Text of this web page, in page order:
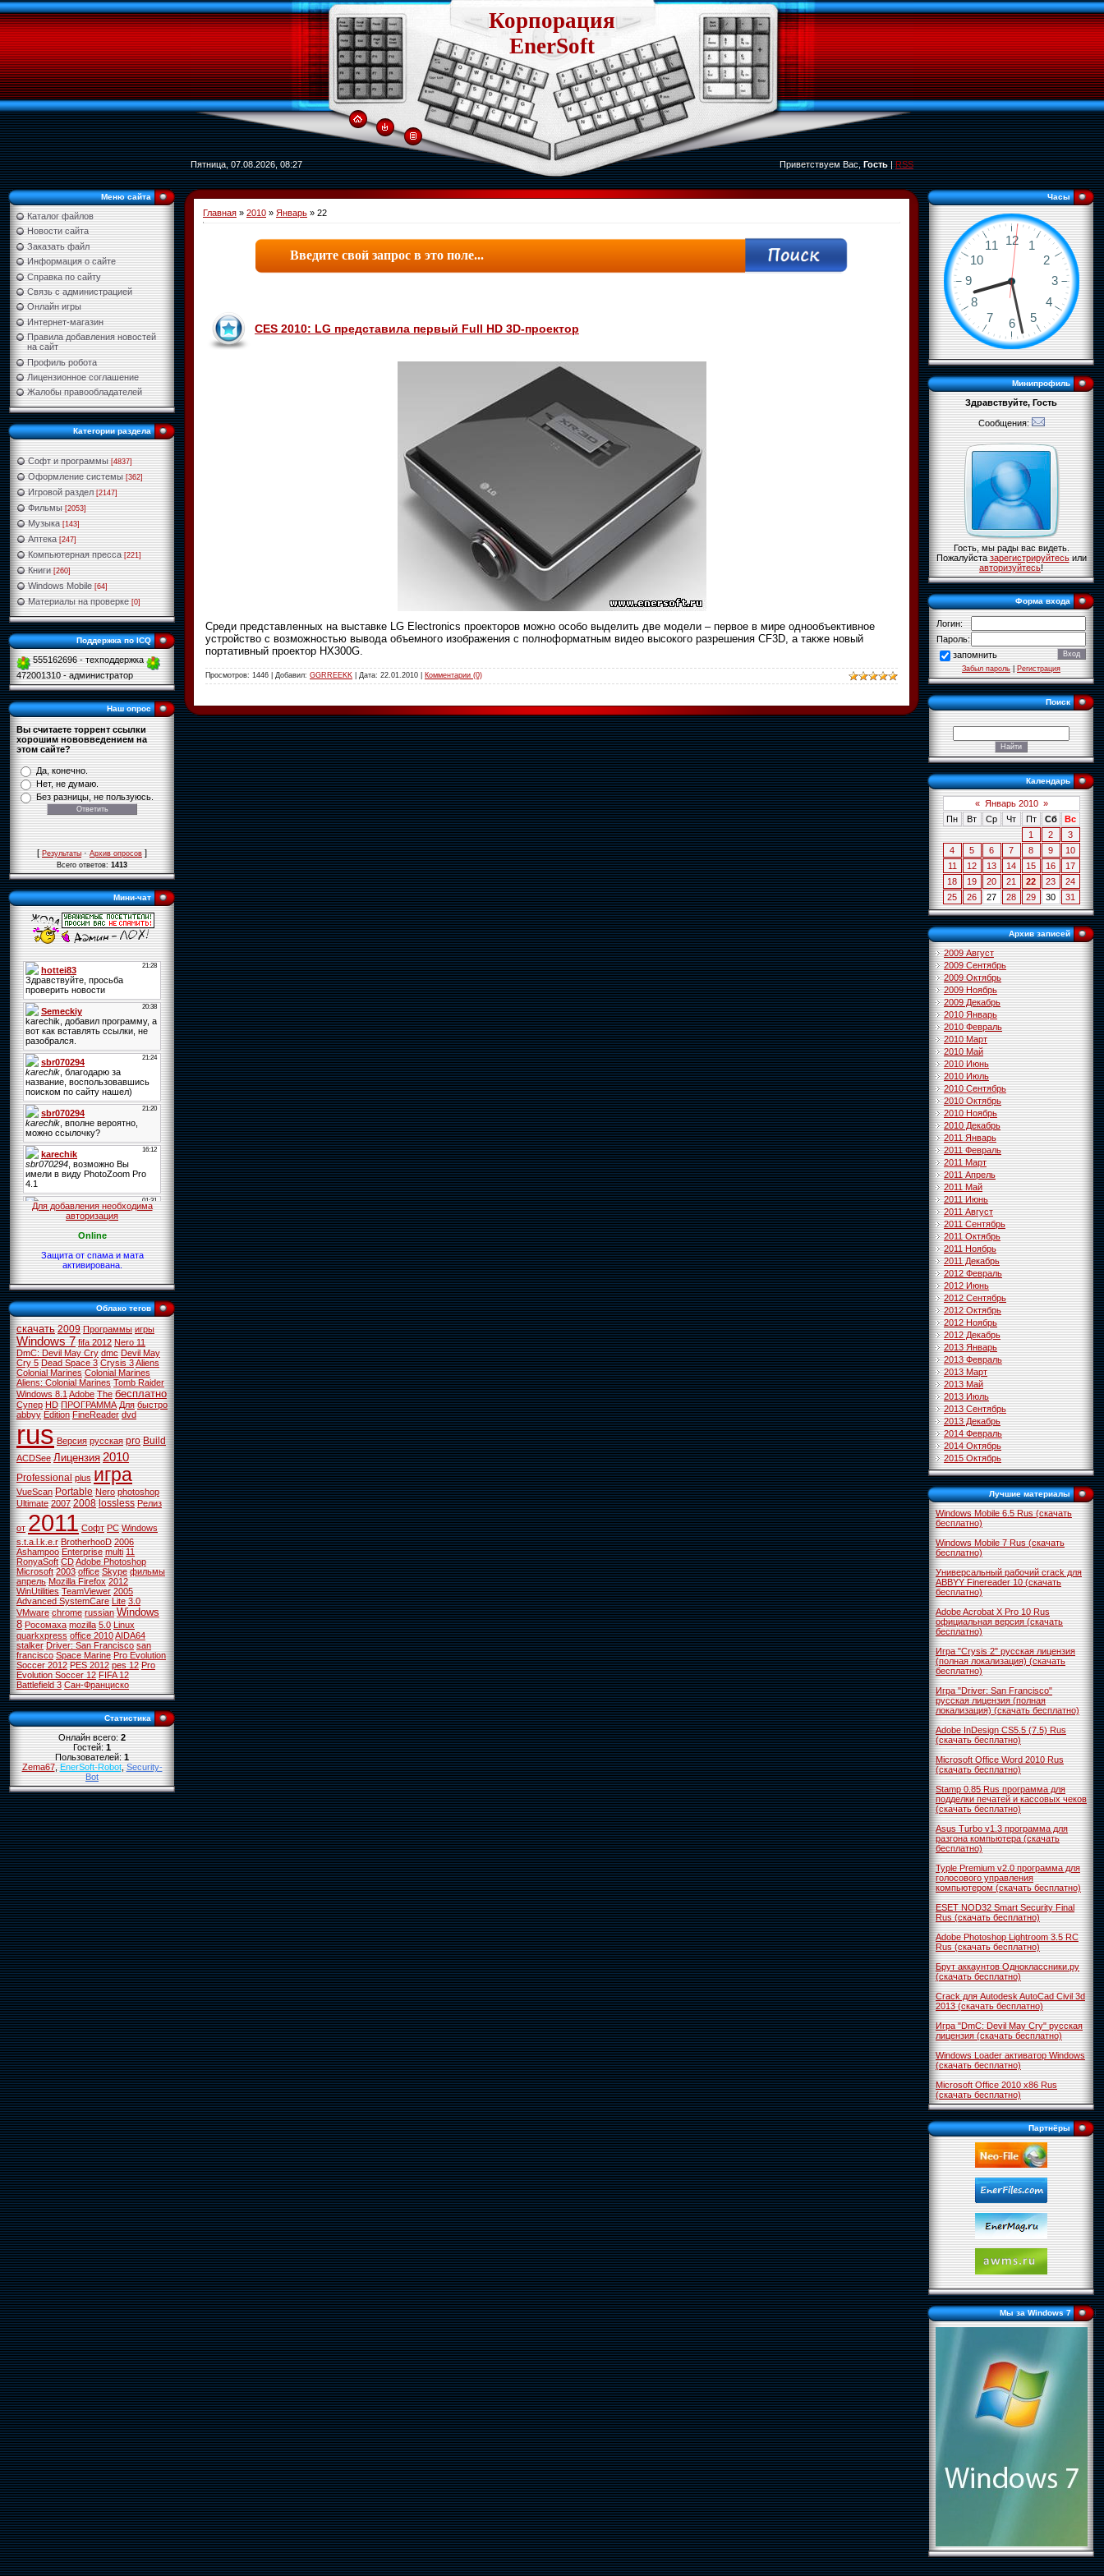
Корпорация
EnerSoft
Пятница, 07.08.2026, 08:27 Приветствуем Вас, Гость|RSS
Меню сайта
Каталог файлов
Новости сайта
Заказать файл
Информация о сайте
Справка по сайту
Связь с администрацией
Онлайн игры
Интернет-магазин
Правила добавления новостей
на сайт
Профиль робота
Лицензионное соглашение
Жалобы правообладателей
Категории раздела
Софт и программы [4837]
Оформление системы [362]
Игровой раздел [2147]
Фильмы [2053]
Музыка [143]
Аптека [247]
Компьютерная пресса [221]
Книги [260]
Windows Mobile [64]
Материалы на проверке [0]
Поддержка по ICQ
555162696 - техподдержка
472001310 - администратор
Наш опрос
Вы считаете торрент ссылки
хорошим нововведением на
этом сайте?
Да, конечно.
Нет, не думаю.
Без разницы, не пользуюсь.
[Результаты·Архив опросов]
Всего ответов:1413
Мини-чат
Для добавления необходима
авторизация
Online
Защита от спама и мата
активирована.
Облако тегов
скачать 2009 Программы игры
Windows 7 fifa 2012 Nero 11
DmC: Devil May Cry dmc Devil May
Cry 5 Dead Space 3 Crysis 3Aliens
Colonial Marines Colonial Marines
Aliens: Colonial Marines Tomb Raider
Windows 8.1Adobe The бесплатно
Супер HD ПРОГРАММА Для быстро
abbyy Edition FineReader dvd
rus Версия русская pro Build
ACDSee Лицензия 2010
Professional plus игра
VueScan Portable Nero photoshop
Ultimate 2007 2008 lossless Релиз
от 2011 Софт PC Windows
s.t.a.l.k.e.r BrotherhooD 2006
Ashampoo Enterprise multi 11
RonyaSoft CDAdobe Photoshop
Microsoft 2003 office Skype фильмы
апрель Mozilla Firefox 2012
WinUtilities TeamViewer 2005
Advanced SystemCare Lite 3.0
VMware chrome russian Windows
8 Росомаха mozilla 5.0 Linux
quarkxpress office 2010AIDA64
stalker Driver: San Francisco san
francisco Space Marine Pro Evolution
Soccer 2012 PES 2012 pes 12 Pro
Evolution Soccer 12 FIFA 12
Battlefield 3 Сан-Франциско
Статистика
Онлайн всего:2
Гостей:1
Пользователей:1
Zema67,EnerSoft-Robot,Security-
Bot
Главная » 2010 » Январь » 22
CES 2010: LG представила первый Full HD 3D-проектор
Среди представленных на выставке LG Electronics проекторов можно особо выделить две модели – первое в мире однообъективное
устройство с возможностью вывода объемного изображения с полноформатным видео высокого разрешения CF3D, а также новый
портативный проектор HX300G.
Просмотров: 1446 | Добавил: GGRREEKK | Дата: 22.01.2010 Комментарии (0)
Часы
Минипрофиль
Здравствуйте, Гость
Сообщения:
Гость, мы рады вас видеть.
Пожалуйстазарегистрируйтесьили
авторизуйтесь!
Форма входа
Логин:
Пароль:
запомнить
Забыл пароль|Регистрация
Поиск
Календарь
« Январь 2010 »
Пн
Вт Ср Чт Пт Сб
Вс
1
2
3
4
5 6 7 8 9
10
11
12 13 14 15 16
17
18
19 20 21 22 23
24
25
26 27 28 29 30 31
Архив записей
2009 Август
2009 Сентябрь
2009 Октябрь
2009 Ноябрь
2009 Декабрь
2010 Январь
2010 Февраль
2010 Март
2010 Май
2010 Июнь
2010 Июль
2010 Сентябрь
2010 Октябрь
2010 Ноябрь
2010 Декабрь
2011 Январь
2011 Февраль
2011 Март
2011 Апрель
2011 Май
2011 Июнь
2011 Август
2011 Сентябрь
2011 Октябрь
2011 Ноябрь
2011 Декабрь
2012 Февраль
2012 Июнь
2012 Сентябрь
2012 Октябрь
2012 Ноябрь
2012 Декабрь
2013 Январь
2013 Февраль
2013 Март
2013 Май
2013 Июль
2013 Сентябрь
2013 Декабрь
2014 Февраль
2014 Октябрь
2015 Октябрь
Лучшие материалы
Windows Mobile 6.5 Rus (скачать
бесплатно)
Windows Mobile 7 Rus (скачать
бесплатно)
Универсальный рабочий crack для
ABBYY Finereader 10 (скачать
бесплатно)
Adobe Acrobat X Pro 10 Rus
официальная версия (скачать
бесплатно)
Игра "Crysis 2" русская лицензия
(полная локализация) (скачать
бесплатно)
Игра "Driver: San Francisco"
русская лицензия (полная
локализация) (скачать бесплатно)
Adobe InDesign CS5.5 (7.5) Rus
(скачать бесплатно)
Microsoft Office Word 2010 Rus
(скачать бесплатно)
Stamp 0.85 Rus программа для
подделки печатей и кассовых чеков
(скачать бесплатно)
Asus Turbo v1.3 программа для
разгона компьютера (скачать
бесплатно)
Typle Premium v2.0 программа для
голосового управления
компьютером (скачать бесплатно)
ESET NOD32 Smart Security Final
Rus (скачать бесплатно)
Adobe Photoshop Lightroom 3.5 RC
Rus (скачать бесплатно)
Брут аккаунтов Одноклассники.ру
(скачать бесплатно)
Crack для Autodesk AutoCad Civil 3d
2013 (скачать бесплатно)
Игра "DmC: Devil May Cry" русская
лицензия (скачать бесплатно)
Windows Loader активатор Windows
(скачать бесплатно)
Microsoft Office 2010 x86 Rus
(скачать бесплатно)
Партнёры
Мы за Windows 7